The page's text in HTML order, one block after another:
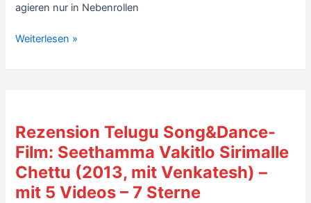
agieren nur in Nebenrollen
Telugu-
Masala:
Allu
Arjun,
Ileana)
–
Weiterlesen »
Rezension Telugu Song&Dance-
Film: Seethamma Vakitlo Sirimalle
Chettu (2013, mit Venkatesh) –
mit 5 Videos – 7 Sterne